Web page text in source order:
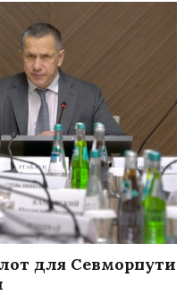
для Севморпути